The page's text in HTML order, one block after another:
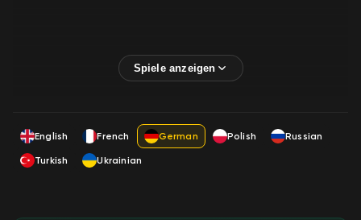
English French German Polish
Russian
Turkish
Ukrainian